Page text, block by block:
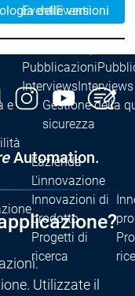
EventiEventi
Pubblicazioni
InterviewsInterviews
e
Gestione della
sicurezza
L'azienda
L'innovazione
Innovazioni di
prodotto
Progetti di
ricerca
delle versioni
Automation.
Utilizzate il